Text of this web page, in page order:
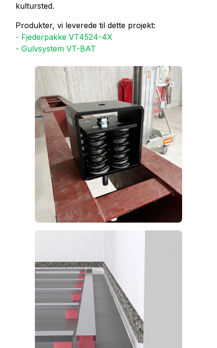
kultursted.
Produkter, vi leverede til dette projekt:
- Fjederpakke VT4524-4X
- Gulvsystem VT-BAT